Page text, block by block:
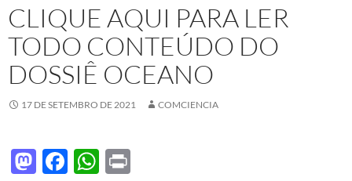
CLIQUE AQUI PARA LER
TODO CONTEÚDO DO
DOSSIÊ OCEANO
17 DE SETEMBRO DE 2021 COMCIENCIA
M F
W